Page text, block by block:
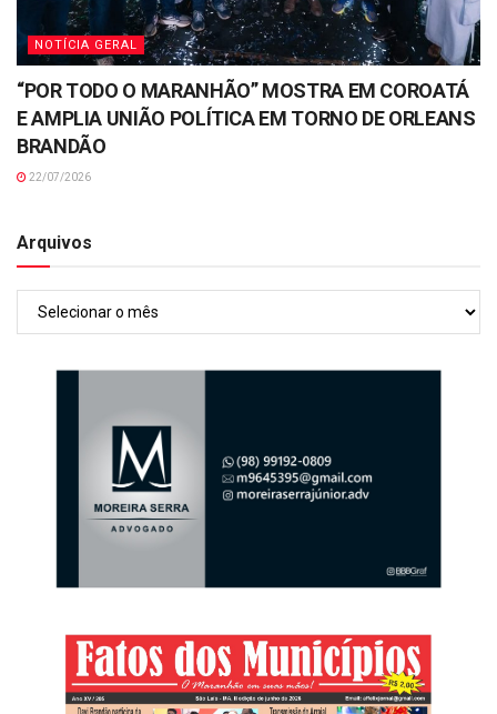
NOTÍCIA GERAL
“POR TODO O MARANHÃO” MOSTRA EM COROATÁ
E AMPLIA UNIÃO POLÍTICA EM TORNO DE ORLEANS
BRANDÃO
22/07/2026
Arquivos
Arquivos